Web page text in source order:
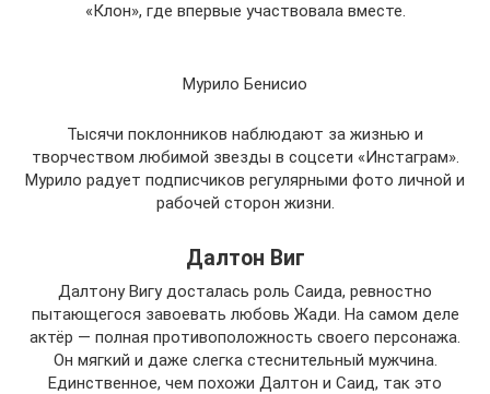
«Клон», где впервые участвовала вместе.
Мурило Бенисио
Тысячи поклонников наблюдают за жизнью и
творчеством любимой звезды в соцсети «Инстаграм».
Мурило радует подписчиков регулярными фото личной и
рабочей сторон жизни.
Далтон Виг
Далтону Вигу досталась роль Саида, ревностно
пытающегося завоевать любовь Жади. На самом деле
актёр — полная противоположность своего персонажа.
Он мягкий и даже слегка стеснительный мужчина.
Единственное, чем похожи Далтон и Саид, так это